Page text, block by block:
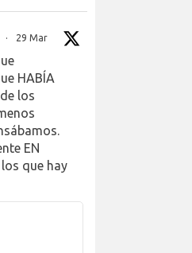
· 29 Mar
HABÍA
de los
EN
que hay